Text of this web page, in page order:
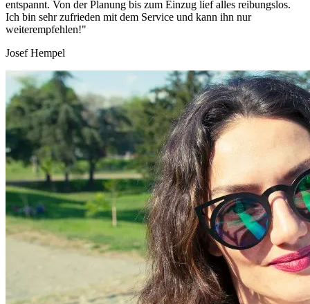
entspannt. Von der Planung bis zum Einzug lief alles reibungslos.
Ich bin sehr zufrieden mit dem Service und kann ihn nur
weiterempfehlen!"
Josef Hempel